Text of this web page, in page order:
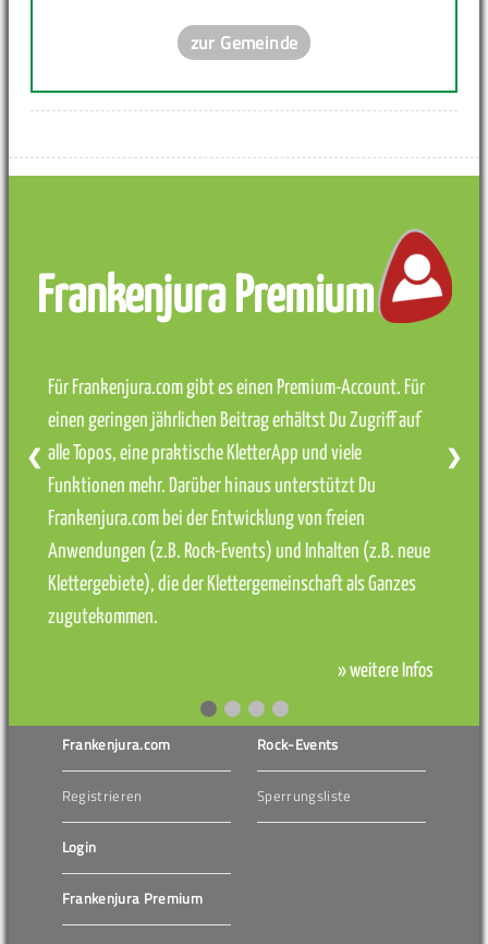
zur Gemeinde
Frankenjura Premium
Für Frankenjura.com gibt es einen Premium-Account. Für
einen geringen jährlichen Beitrag erhältst Du Zugriff auf
alle Topos, eine praktische KletterApp und viele
Funktionen mehr. Darüber hinaus unterstützt Du
Frankenjura.com bei der Entwicklung von freien
Anwendungen (z.B. Rock-Events) und Inhalten (z.B. neue
Klettergebiete), die der Klettergemeinschaft als Ganzes
zugutekommen.
» weitere Infos
❮ ❯
Frankenjura.com
Registrieren
Login
Frankenjura Premium
Rock-Events
Sperrungsliste